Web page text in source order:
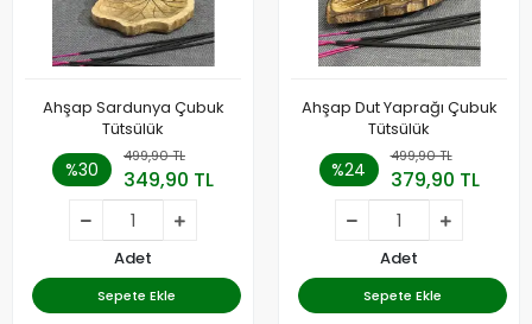
Ahşap Sardunya Çubuk
Tütsülük
%30
499,90 TL
349,90 TL
Adet
Sepete Ekle
Ahşap Dut Yaprağı Çubuk
Tütsülük
%24
499,90 TL
379,90 TL
Adet
Sepete Ekle